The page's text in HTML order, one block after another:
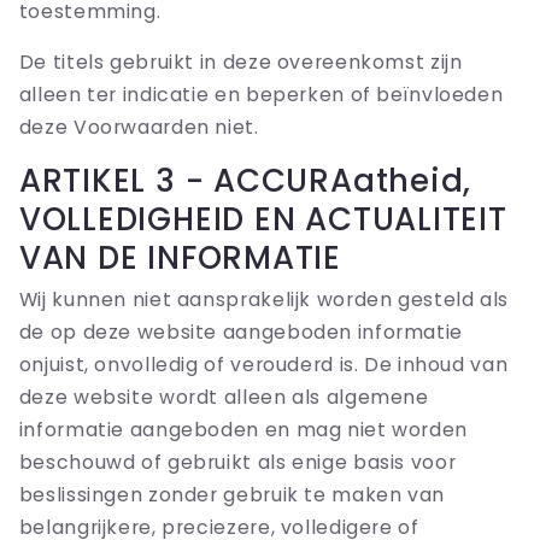
toestemming.
De titels gebruikt in deze overeenkomst zijn
alleen ter indicatie en beperken of beïnvloeden
deze Voorwaarden niet.
ARTIKEL 3 - ACCURAatheid,
VOLLEDIGHEID EN ACTUALITEIT
VAN DE INFORMATIE
Wij kunnen niet aansprakelijk worden gesteld als
de op deze website aangeboden informatie
onjuist, onvolledig of verouderd is. De inhoud van
deze website wordt alleen als algemene
informatie aangeboden en mag niet worden
beschouwd of gebruikt als enige basis voor
beslissingen zonder gebruik te maken van
belangrijkere, preciezere, volledigere of